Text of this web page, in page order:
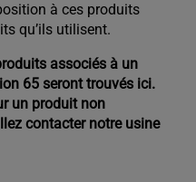
à ces produits
qu’ils utilisent.
associés à un
65 seront trouvés ici.
un produit non
contacter notre usine